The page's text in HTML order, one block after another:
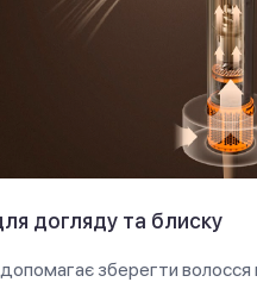
догляду та блиску
допомагає зберегти волосся